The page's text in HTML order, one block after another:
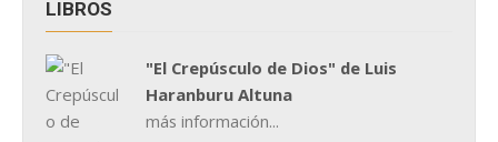
LIBROS
"El Crepúsculo de Dios" de Luis
Haranburu Altuna
más información...